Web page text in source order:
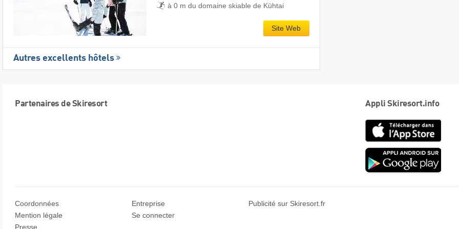
à 0 m du domaine skiable de Kühtai
Site Web
Autres excellents hôtels
Partenaires de Skiresort Appli Skiresort.info
Coordonnées
Mention légale
Presse
Entreprise
Se connecter
Publicité sur Skiresort.fr